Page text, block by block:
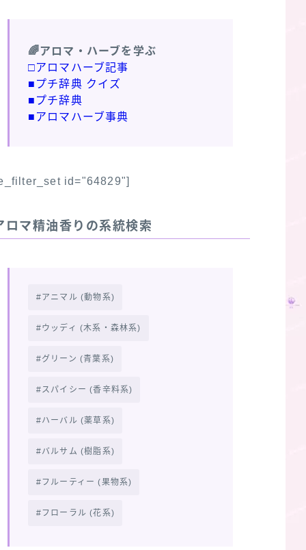
🌈アロマ・ハーブを学ぶ
□アロマハーブ記事
■プチ辞典 クイズ
■プチ辞典
■アロマハーブ事典
id="64829"]
ロマ精油香りの系統検索
アニマル (動物系)
ウッディ (木系・森林系)
グリーン (青葉系)
スパイシー (香辛料系)
ハーバル (薬草系)
バルサム (樹脂系)
フルーティー (果物系)
フローラル (花系)